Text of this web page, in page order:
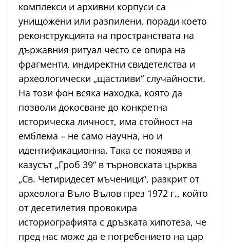
комплекси и архивни корпуси са
унищожени или разпилени, поради което
реконструкцията на пространствата на
държавния ритуал често се опира на
фрагменти, индиректни свидетелства и
археологически „щастливи“ случайности.
На този фон всяка находка, която да
позволи докосване до конкретна
историческа личност, има стойност на
емблема – не само научна, но и
идентификационна. Така се появява и
казусът „Гроб 39“ в търновската църква
„Св. Четиридесет мъченици“, разкрит от
археолога Въло Вълов през 1972 г., който
от десетилетия провокира
историографията с дръзката хипотеза, че
пред нас може да е погребението на цар